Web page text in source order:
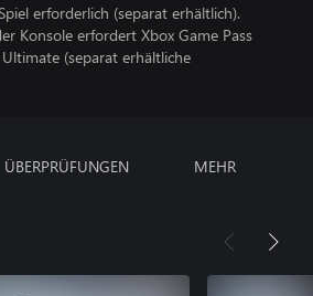
erforderlich (separat erhältlich).
Konsole erfordert Xbox Game Pass
(separat erhältliche
ÜBERPRÜFUNGEN MEHR